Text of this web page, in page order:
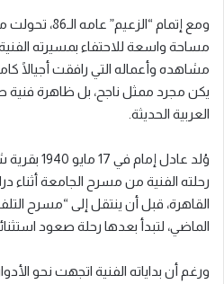
ومع إتمام
مساحة واسعة للاحتفاء بمسيرته
مشاهده وأعماله التي رافقت أجيالًا
يكن مجرد ممثل ناجح، بل ظاهرة فنية
العربية الحديثة.
وُلد عادل
رحلته الفنية من مسرح الجامعة أثناء
القاهرة، قبل أن ينتقل إلى “مسرح
الماضي، لتبدأ بعدها رحلة صعود
ورغم أن بداياته الفنية اتجهت نحو